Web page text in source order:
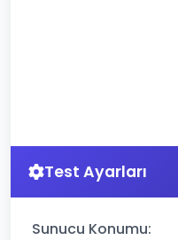
Test Ayarları
Sunucu Konumu: